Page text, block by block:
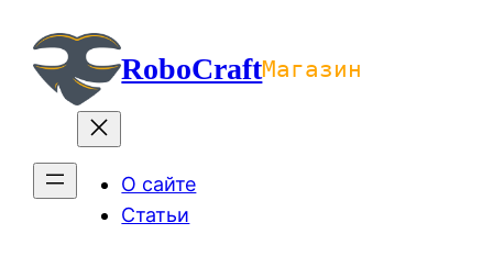
содержимомуRoboCraftМагазин
О сайте
Статьи